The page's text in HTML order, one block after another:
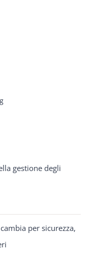
gestione degli
per sicurezza,